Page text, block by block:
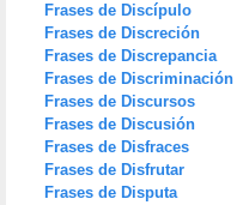
Frases de Discípulo
Frases de Discreción
Frases de Discrepancia
Frases de Discriminación
Frases de Discursos
Frases de Discusión
Frases de Disfraces
Frases de Disfrutar
Frases de Disputa